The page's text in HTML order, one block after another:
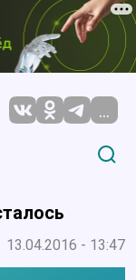
...
13.04.2016 - 13:47